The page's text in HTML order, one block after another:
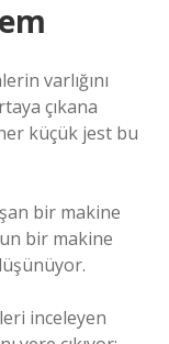
varlığını
çıkana
küçük jest bu
bir makine
bir makine
inceleyen